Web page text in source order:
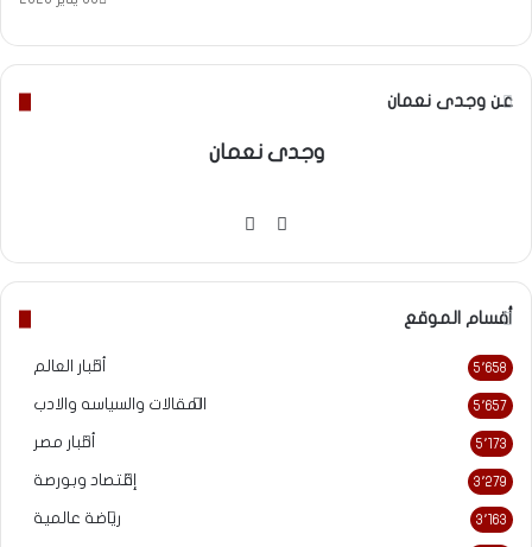
عن وجدى نعمان
وجدى نعمان
موقع
أقسام الموقع
أخبار العالم 5٬658
المقالات والسياسه والادب 5٬657
أخبار مصر 5٬173
إقتصاد وبورصة 3٬279
رياضة عالمية 3٬163